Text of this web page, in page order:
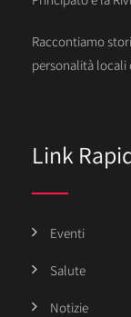
Raccontiamo
personalità
Link
Eventi
Salute
Notizie